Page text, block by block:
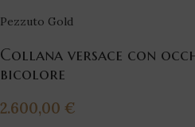
Pezzuto Gold
Collana versace con
bicolore
2.600,00 €